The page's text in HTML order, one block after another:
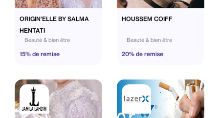
ORIGIN'ELLE BY SALMA
HENTATI
Beauté & bien être
15% de remise
HOUSSEM COIFF
Beauté & bien être
20% de remise